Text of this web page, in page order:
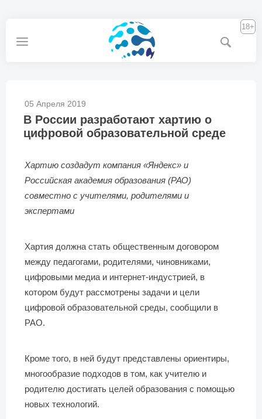
18+
05 Апреля 2019
В России разработают хартию о
цифровой образовательной среде
Хартию создадут компания «Яндекс» и
Российская академия образования (РАО)
совместно с учителями, родителями и
экспертами
Хартия должна стать общественным договором
между педагогами, родителями, чиновниками,
цифровыми медиа и интернет-индустрией, в
котором будут рассмотрены задачи и цели
цифровой образовательной среды, сообщили в
РАО.
Кроме того, в ней будут представлены ориентиры,
многообразие подходов в том, как учителю и
родителю достигать целей образования с помощью
новых технологий.